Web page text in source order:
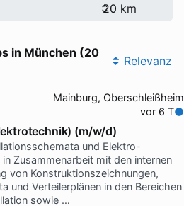
in München (20
Relevanz
Mainburg, Oberschleißheim
vor 6 T
(m/w/d)
und Elektro-
Zusammenarbeit mit den internen
von Konstruktionszeichnungen,
und Verteilerplänen in den Bereichen
sowie …